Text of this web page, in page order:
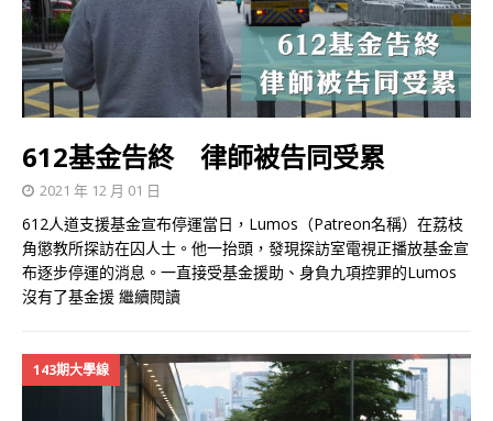
612基金告終 律師被告同受累
2021 年 12 月 01 日
612人道支援基金宣布停運當日，Lumos（Patreon名稱）在荔枝
角懲教所探訪在囚人士。他一抬頭，發現探訪室電視正播放基金宣
布逐步停運的消息。一直接受基金援助、身負九項控罪的Lumos
沒有了基金援 繼續閱讀
143期大學線